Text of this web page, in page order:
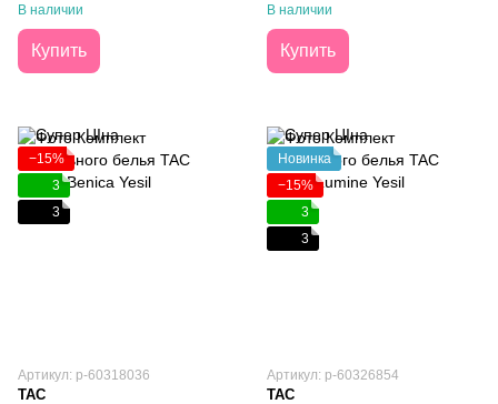
В наличии
Купить
В наличии
Купить
−15%
3
3
Артикул: р-60318036
TAC
Новинка
−15%
3
3
Артикул: p-60326854
TAC